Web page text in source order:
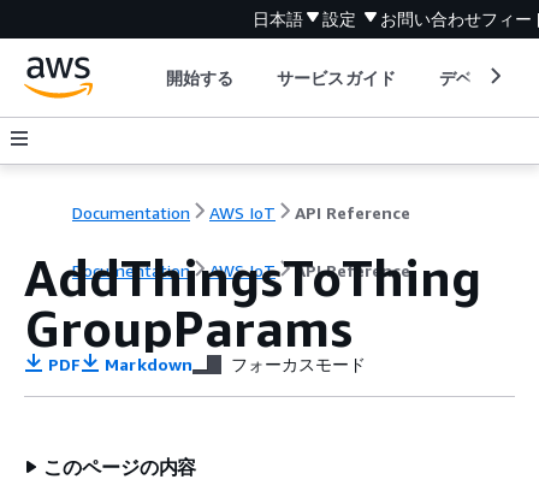
日本語 設定 お問い合わせフィー
開始する サービスガイド デベロッパ
Documentation AWS IoT API Reference
Documentation AWS IoT API Reference
AddThingsToThing
GroupParams
PDF Markdown フォーカスモード
このページの内容